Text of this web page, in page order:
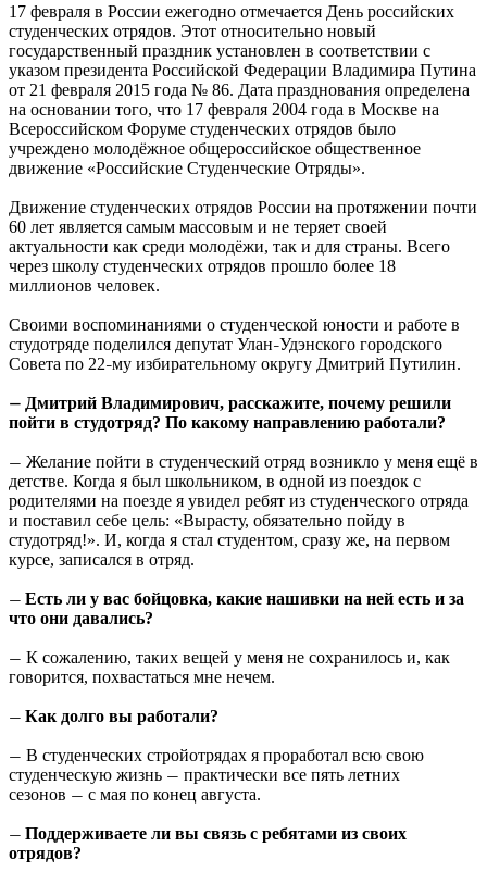
17 февраля в России ежегодно отмечается День российских
студенческих отрядов. Этот относительно новый
государственный праздник установлен в соответствии с
указом президента Российской Федерации Владимира Путина
от 21 февраля 2015 года № 86. Дата празднования определена
на основании того, что 17 февраля 2004 года в Москве на
Всероссийском Форуме студенческих отрядов было
учреждено молодёжное общероссийское общественное
движение «Российские Студенческие Отряды».
Движение студенческих отрядов России на протяжении почти
60 лет является самым массовым и не теряет своей
актуальности как среди молодёжи, так и для страны. Всего
через школу студенческих отрядов прошло более 18
миллионов человек.
Своими воспоминаниями о студенческой юности и работе в
студотряде поделился депутат Улан–Удэнского городского
Совета по 22–му избирательному округу Дмитрий Путилин.
— Дмитрий Владимирович, расскажите, почему решили
пойти в студотряд? По какому направлению работали?
— Желание пойти в студенческий отряд возникло у меня ещё в
детстве. Когда я был школьником, в одной из поездок с
родителями на поезде я увидел ребят из студенческого отряда
и поставил себе цель: «Вырасту, обязательно пойду в
студотряд!». И, когда я стал студентом, сразу же, на первом
курсе, записался в отряд.
— Есть ли у вас бойцовка, какие нашивки на ней есть и за
что они давались?
— К сожалению, таких вещей у меня не сохранилось и, как
говорится, похвастаться мне нечем.
— Как долго вы работали?
— В студенческих стройотрядах я проработал всю свою
студенческую жизнь — практически все пять летних
сезонов — с мая по конец августа.
— Поддерживаете ли вы связь с ребятами из своих
отрядов?